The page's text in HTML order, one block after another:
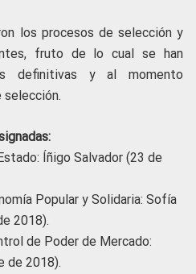
los procesos de selección y
fruto de lo cual se han
definitivas y al momento
selección.
Íñigo Salvador (23 de
Popular y Solidaria: Sofía
2018).
de Poder de Mercado:
de 2018).